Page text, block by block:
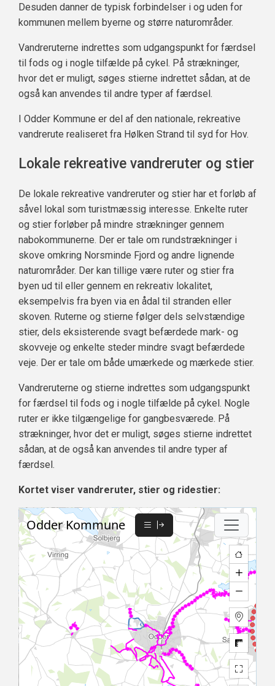
Desuden danner de typisk forbindelser i og uden for
kommunen mellem byerne og større naturområder.
Vandreruterne indrettes som udgangspunkt for færdsel
til fods og i nogle tilfælde på cykel. På strækninger,
hvor det er muligt, søges stierne indrettet sådan, at de
også kan anvendes til andre typer af færdsel.
I Odder Kommune er del af den nationale, rekreative
vandrerute realiseret fra Hølken Strand til syd for Hov.
Lokale rekreative vandreruter og stier
De lokale rekreative vandreruter og stier har et forløb af
såvel lokal som turistmæssig interesse. Enkelte ruter
og stier forløber på mindre strækninger gennem
nabokommunerne. Der er tale om rundstrækninger i
skove omkring Norsminde Fjord og andre lignende
naturområder. Der kan tillige være ruter og stier fra
byen ud til eller gennem en rekreativ lokalitet,
eksempelvis fra byen via en ådal til stranden eller
skoven. Ruterne og stierne følger dels selvstændige
stier, dels eksisterende svagt befærdede mark- og
skovveje og enkelte steder mindre svagt befærdede
veje. Der er tale om både umærkede og mærkede stier.
Vandreruterne og stierne indrettes som udgangspunkt
for færdsel til fods og i nogle tilfælde på cykel. Nogle
ruter er ikke tilgængelige for gangbesværede. På
strækninger, hvor det er muligt, søges stierne indrettet
sådan, at de også kan anvendes til andre typer af
færdsel.
Kortet viser vandreruter, stier og ridestier: